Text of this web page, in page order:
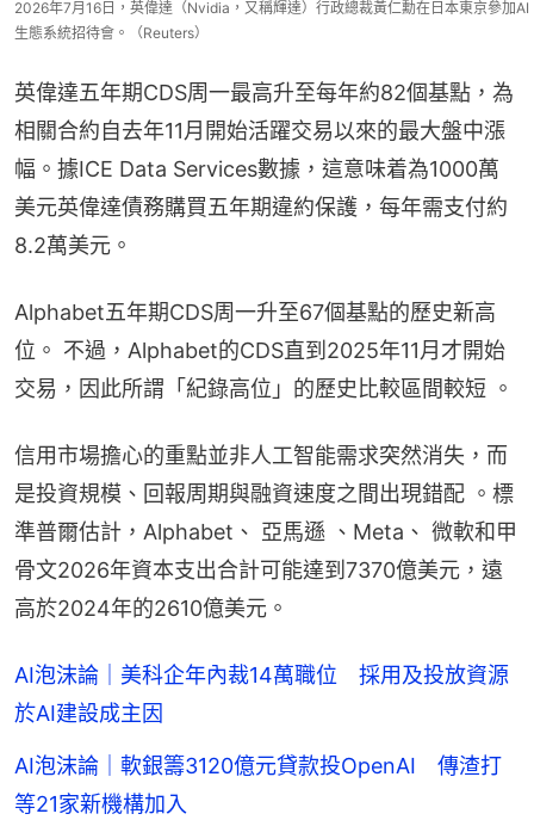
2026年7月16日，英偉達（Nvidia，又稱輝達）行政總裁黃仁勳在日本東京參加AI
生態系統招待會。（Reuters）
英偉達五年期CDS周一最高升至每年約82個基點，為
相關合約自去年11月開始活躍交易以來的最大盤中漲
幅。據ICE Data Services數據，這意味着為1000萬
美元英偉達債務購買五年期違約保護，每年需支付約
8.2萬美元。
Alphabet五年期CDS周一升至67個基點的歷史新高
位。 不過，Alphabet的CDS直到2025年11月才開始
交易，因此所謂「紀錄高位」的歷史比較區間較短 。
信用市場擔心的重點並非人工智能需求突然消失，而
是投資規模、回報周期與融資速度之間出現錯配 。標
準普爾估計，Alphabet、 亞馬遜 、Meta、 微軟和甲
骨文2026年資本支出合計可能達到7370億美元，遠
高於2024年的2610億美元。
AI泡沫論｜美科企年內裁14萬職位 採用及投放資源
於AI建設成主因
AI泡沫論｜軟銀籌3120億元貸款投OpenAI 傳渣打
等21家新機構加入